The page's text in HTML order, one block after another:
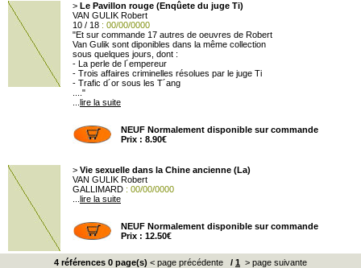
> Le Pavillon rouge (Enqûete du juge Ti)
VAN GULIK Robert
10 / 18 : 00/00/0000
"Et sur commande 17 autres de oeuvres de Robert
Van Gulik sont diponibles dans la même collection
sous quelques jours, dont :
- La perle de l´empereur
- Trois affaires criminelles résolues par le juge Ti
- Trafic d´or sous les T´ang
...."
lire la suite
NEUF Normalement disponible sur commande
Prix : 8.90€
> Vie sexuelle dans la Chine ancienne (La)
VAN GULIK Robert
GALLIMARD : 00/00/0000
lire la suite
NEUF Normalement disponible sur commande
Prix : 12.50€
4 références 0 page(s) < page précédente / 1 > page suivante